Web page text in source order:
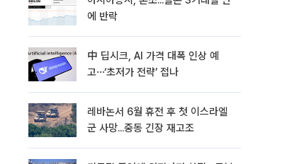
에 반락
中 딥시크, AI 가격 대폭 인상 예
고⋯‘초저가 전략’ 접나
레바논서 6월 휴전 후 첫 이스라엘
군 사망...중동 긴장 재고조